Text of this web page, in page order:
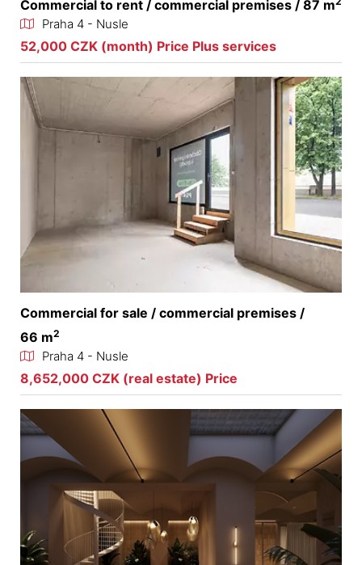
Commercial to rent / commercial premises / 87 m
Praha 4 - Nusle
52,000 CZK (month) Price Plus services
Commercial for sale / commercial premises /
66 m2
Praha 4 - Nusle
8,652,000 CZK (real estate) Price